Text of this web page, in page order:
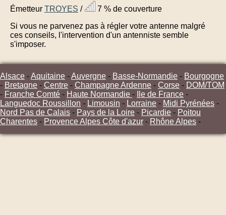
Émetteur TROYES /
7 % de couverture
Si vous ne parvenez pas à régler votre antenne malgré
ces conseils, l'intervention d'un antenniste semble
s'imposer.
Alsace -Aquitaine -Auvergne - Basse-Normandie - Bourgogne
- Bretagne - Centre - Champagne Ardenne - Corse - DOM/TOM
- Franche Comté - Haute Normandie - Ile de France -
Languedoc Roussillon - Limousin - Lorraine - Midi Pyrénées -
Nord Pas de Calais - Pays de la Loire - Picardie - Poitou
Charentes - Provence Alpes Côte d'azur - Rhône Alpes -